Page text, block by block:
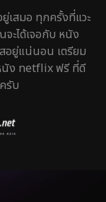
เสมอ ทุกครั้งที่แวะ
ะได้เจอกับ หนัง
อยู่แน่นอน เตรียม
นัง netflix ฟรี ที่ดี
รับ